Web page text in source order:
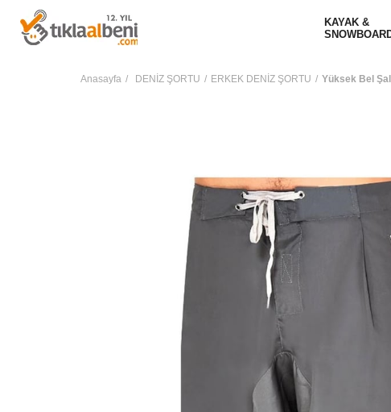
KAYAK &
Anasayfa DENİZ ŞORTU ERKEK DENİZ ŞORTU Yüksek Bel